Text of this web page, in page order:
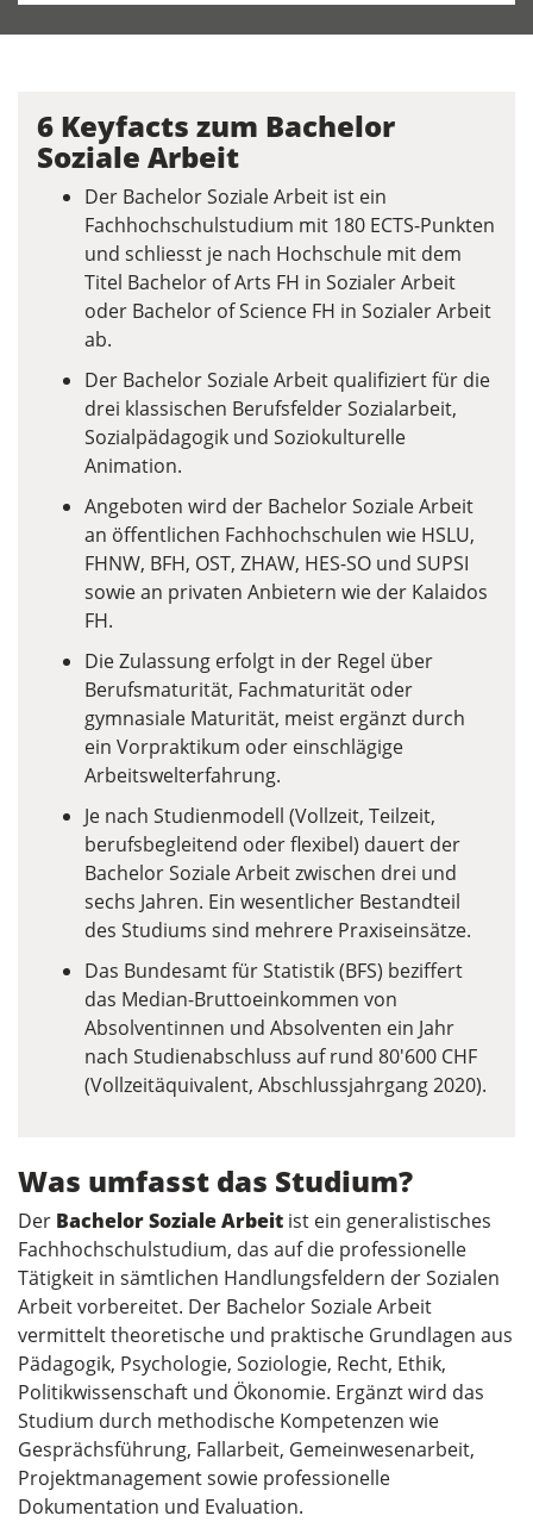
6 Keyfacts zum Bachelor
Soziale Arbeit
Der Bachelor Soziale Arbeit ist ein
Fachhochschulstudium mit 180 ECTS-Punkten
und schliesst je nach Hochschule mit dem
Titel Bachelor of Arts FH in Sozialer Arbeit
oder Bachelor of Science FH in Sozialer Arbeit
ab.
Der Bachelor Soziale Arbeit qualifiziert für die
drei klassischen Berufsfelder Sozialarbeit,
Sozialpädagogik und Soziokulturelle
Animation.
Angeboten wird der Bachelor Soziale Arbeit
an öffentlichen Fachhochschulen wie HSLU,
FHNW, BFH, OST, ZHAW, HES-SO und SUPSI
sowie an privaten Anbietern wie der Kalaidos
FH.
Die Zulassung erfolgt in der Regel über
Berufsmaturität, Fachmaturität oder
gymnasiale Maturität, meist ergänzt durch
ein Vorpraktikum oder einschlägige
Arbeitswelterfahrung.
Je nach Studienmodell (Vollzeit, Teilzeit,
berufsbegleitend oder flexibel) dauert der
Bachelor Soziale Arbeit zwischen drei und
sechs Jahren. Ein wesentlicher Bestandteil
des Studiums sind mehrere Praxiseinsätze.
Das Bundesamt für Statistik (BFS) beziffert
das Median-Bruttoeinkommen von
Absolventinnen und Absolventen ein Jahr
nach Studienabschluss auf rund 80'600 CHF
(Vollzeitäquivalent, Abschlussjahrgang 2020).
Was umfasst das Studium?
Der Bachelor Soziale Arbeit ist ein generalistisches
Fachhochschulstudium, das auf die professionelle
Tätigkeit in sämtlichen Handlungsfeldern der Sozialen
Arbeit vorbereitet. Der Bachelor Soziale Arbeit
vermittelt theoretische und praktische Grundlagen aus
Pädagogik, Psychologie, Soziologie, Recht, Ethik,
Politikwissenschaft und Ökonomie. Ergänzt wird das
Studium durch methodische Kompetenzen wie
Gesprächsführung, Fallarbeit, Gemeinwesenarbeit,
Projektmanagement sowie professionelle
Dokumentation und Evaluation.